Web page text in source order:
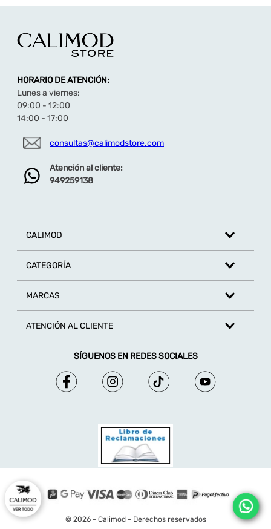
HORARIO DE ATENCIÓN:
Lunes a viernes:
09:00 - 12:00
14:00 - 17:00
consultas@calimodstore.com
Atención al cliente:
949259138
CALIMOD
CATEGORÍA
MARCAS
ATENCIÓN AL CLIENTE
SÍGUENOS EN REDES SOCIALES
© 2026 - Calimod - Derechos reservados